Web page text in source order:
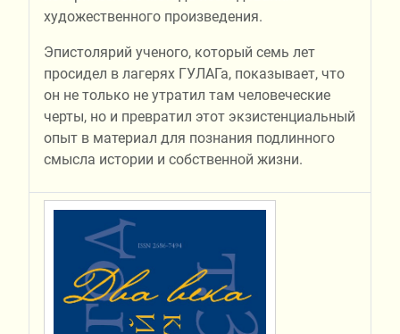
художественного произведения.
Эпистолярий ученого, который семь лет
просидел в лагерях ГУЛАГа, показывает, что
он не только не утратил там человеческие
черты, но и превратил этот экзистенциальный
опыт в материал для познания подлинного
смысла истории и собственной жизни.